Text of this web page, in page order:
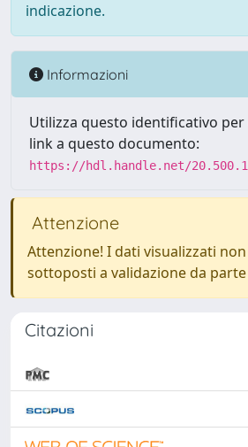
indicazione.
Informazioni
Utilizza questo identificativo
link a questo documento:
https://hdl.handle.net/
Attenzione
Attenzione! I dati visualizzati
sottoposti a validazione da
Citazioni